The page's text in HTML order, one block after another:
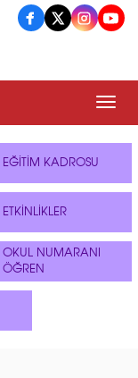
EĞİTİM KADROSU
ETKİNLİKLER
OKUL NUMARANI
ÖĞREN